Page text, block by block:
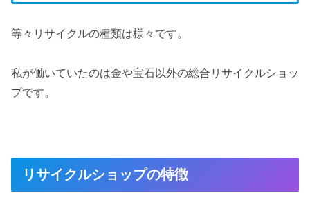
等々リサイクルの種類は様々です。
私が働いていたのは金や宝石以外の総合リサイクルショッ
プです。
リサイクルショップの特徴